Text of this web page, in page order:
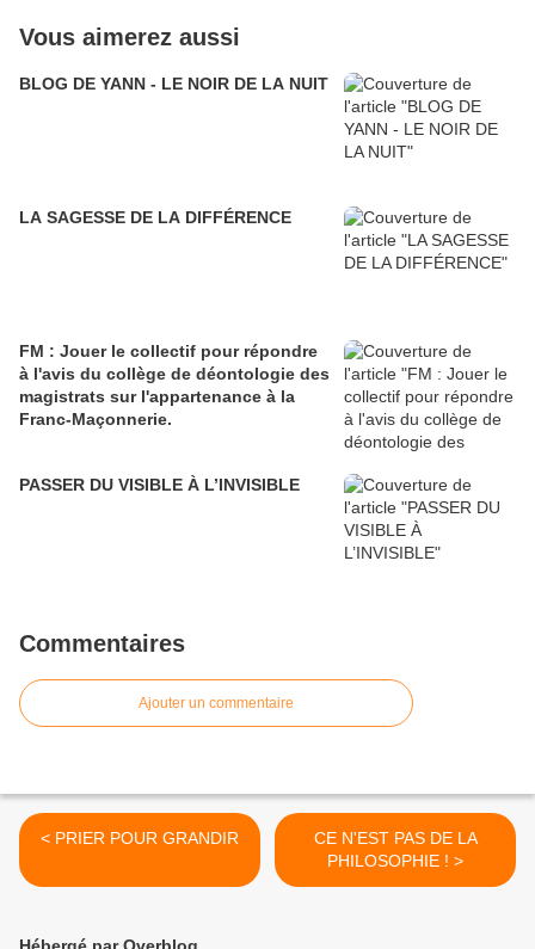
Vous aimerez aussi
BLOG DE YANN - LE NOIR DE LA NUIT
LA SAGESSE DE LA DIFFÉRENCE
FM : Jouer le collectif pour répondre
à l'avis du collège de déontologie des
magistrats sur l'appartenance à la
Franc-Maçonnerie.
PASSER DU VISIBLE À L’INVISIBLE
Commentaires
Ajouter un commentaire
< PRIER POUR GRANDIR
CE N'EST PAS DE LA
PHILOSOPHIE ! >